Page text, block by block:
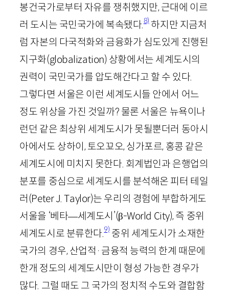
봉건국가로부터 자유를 쟁취했지만, 근대에 이르
러 도시는 국민국가에 복속됐다.8)하지만 지금처
럼 자본의 다국적화와 금융화가 심도있게 진행된
지구화(globalization) 상황에서는 세계도시의
권력이 국민국가를 압도해간다고 할 수 있다.
그렇다면 서울은 이런 세계도시들 안에서 어느
정도 위상을 가진 것일까? 물론 서울은 뉴욕이나
런던 같은 최상위 세계도시가 못될뿐더러 동아시
아에서도 상하이, 토오꾜오, 싱가포르, 홍콩 같은
세계도시에 미치지 못한다. 회계법인과 은행업의
분포를 중심으로 세계도시를 분석해온 피터 테일
러(PeterJ.Taylor)는 우리의 경험에 부합하게도
서울을 ‘베타—세계도시’(β-World City), 즉 중위
세계도시로 분류한다.9)중위 세계도시가 소재한
국가의 경우, 산업적 · 금융적 능력의 한계 때문에
한개 정도의 세계도시만이 형성 가능한 경우가
많다. 그럴 때도 그 국가의 정치적 수도와 결합함